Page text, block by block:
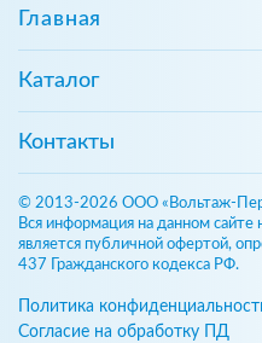
Главная
Каталог
Контакты
© 2013-2026 ООО «Вольтаж-
Вся информация на данном сайте
является публичной офертой,
437 Гражданского кодекса РФ.
Политика
Согласие на обработку ПД